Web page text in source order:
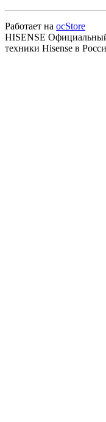
Работает на ocStore
HISENSE
техники Hisense в